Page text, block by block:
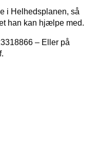
i Helhedsplanen, så
han kan hjælpe med.
– Eller på